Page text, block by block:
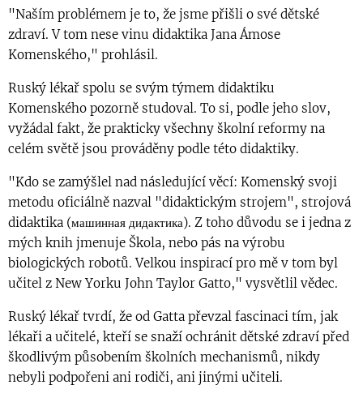
"Naším problémem je to, že jsme přišli o své dětské
zdraví. V tom nese vinu didaktika Jana Ámose
Komenského," prohlásil.
Ruský lékař spolu se svým týmem didaktiku
Komenského pozorně studoval. To si, podle jeho slov,
vyžádal fakt, že prakticky všechny školní reformy na
celém světě jsou prováděny podle této didaktiky.
"Kdo se zamýšlel nad následující věcí: Komenský svoji
metodu oficiálně nazval "didaktickým strojem", strojová
didaktika (машинная дидактика). Z toho důvodu se i jedna z
mých knih jmenuje Škola, nebo pás na výrobu
biologických robotů. Velkou inspirací pro mě v tom byl
učitel z New Yorku John Taylor Gatto," vysvětlil vědec.
Ruský lékař tvrdí, že od Gatta převzal fascinaci tím, jak
lékaři a učitelé, kteří se snaží ochránit dětské zdraví před
škodlivým působením školních mechanismů, nikdy
nebyli podpořeni ani rodiči, ani jinými učiteli.